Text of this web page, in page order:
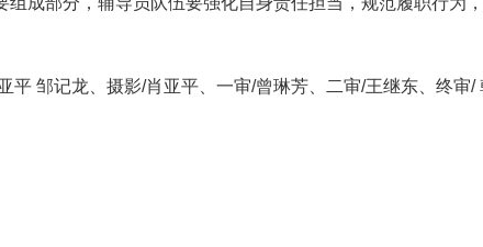
邹记龙、摄影/肖亚平、一审/曾琳芳、二审/王继东、终审/